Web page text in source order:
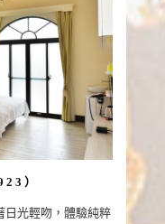
）
日光輕吻，體驗純粹